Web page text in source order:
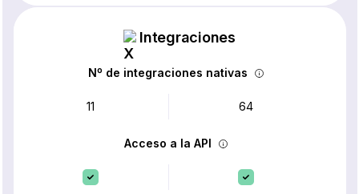
Integraciones
Nº de integraciones nativas
11 64
Acceso a la API